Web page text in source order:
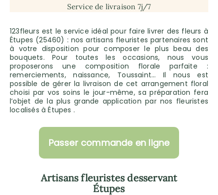
Service de livraison 7j/7
123fleurs est le service idéal pour faire livrer des fleurs à
Étupes (25460) : nos artisans fleuristes partenaires sont
à votre disposition pour composer le plus beau des
bouquets. Pour toutes les occasions, nous vous
proposerons une composition florale parfaite :
remerciements, naissance, Toussaint… Il nous est
possible de gérer la livraison de cet arrangement floral
choisi par vos soins le jour-même, sa préparation fera
l’objet de la plus grande application par nos fleuristes
localisés à Étupes .
Passer commande en ligne
Artisans fleuristes desservant
Étupes